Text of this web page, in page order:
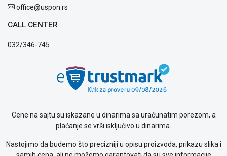
office@uspon.rs
CALL CENTER
032/346-745
Cene na sajtu su iskazane u dinarima sa uračunatim porezom, a
plaćanje se vrši isključivo u dinarima.
Nastojimo da budemo što precizniji u opisu proizvoda, prikazu slika i